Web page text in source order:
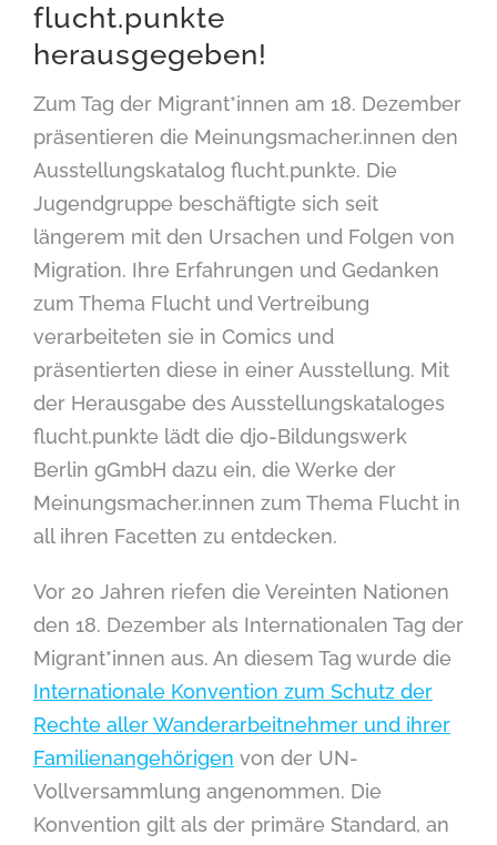
flucht.punkte
herausgegeben!
Zum Tag der Migrant*innen am 18. Dezember
präsentieren die Meinungsmacher.innen den
Ausstellungskatalog flucht.punkte. Die
Jugendgruppe beschäftigte sich seit
längerem mit den Ursachen und Folgen von
Migration. Ihre Erfahrungen und Gedanken
zum Thema Flucht und Vertreibung
verarbeiteten sie in Comics und
präsentierten diese in einer Ausstellung. Mit
der Herausgabe des Ausstellungskataloges
flucht.punkte lädt die djo-Bildungswerk
Berlin gGmbH dazu ein, die Werke der
Meinungsmacher.innen zum Thema Flucht in
all ihren Facetten zu entdecken.
Vor 20 Jahren riefen die Vereinten Nationen
den 18. Dezember als Internationalen Tag der
Migrant*innen aus. An diesem Tag wurde die
Internationale Konvention zum Schutz der
Rechte aller Wanderarbeitnehmer und ihrer
Familienangehörigen von der UN-
Vollversammlung angenommen. Die
Konvention gilt als der primäre Standard, an